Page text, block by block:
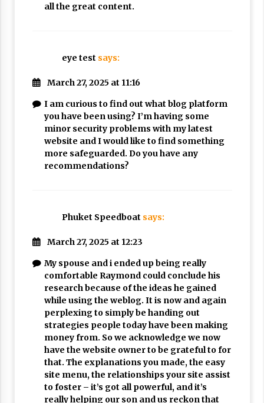
all the great content.
eye test says:
March 27, 2025 at 11:16
I am curious to find out what blog platform
you have been using? I’m having some
minor security problems with my latest
website and I would like to find something
more safeguarded. Do you have any
recommendations?
Phuket Speedboat says:
March 27, 2025 at 12:23
My spouse and i ended up being really
comfortable Raymond could conclude his
research because of the ideas he gained
while using the weblog. It is now and again
perplexing to simply be handing out
strategies people today have been making
money from. So we acknowledge we now
have the website owner to be grateful to for
that. The explanations you made, the easy
site menu, the relationships your site assist
to foster – it’s got all powerful, and it’s
really helping our son and us reckon that